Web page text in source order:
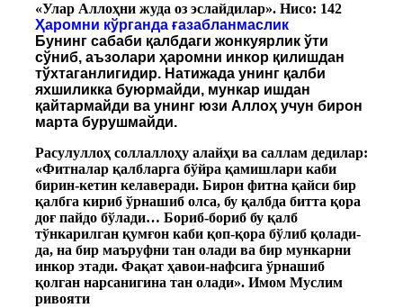
«Улар Аллоҳни жуда оз эслайдилар». Нисо: 142
Ҳаромни кўрганда ғазабланмаслик
Бунинг сабаби қалбдаги жонкуярлик ўти
сўниб, аъзолари ҳаромни инкор қилишдан
тўхтаганлигидир. Натижада унинг қалби
яхшиликка буюрмайди, мункар ишдан
қайтармайди ва унинг юзи Аллоҳ учун бирон
марта бурушмайди.
Расулуллоҳ соллаллоҳу алайҳи ва саллам дедилар:
«Фитналар қалбларга бўйра қамишлари каби
бирин-кетин келаверади. Бирон фитна қайси бир
қалбга кириб ўрнашиб олса, бу қалбда битта қора
доғ пайдо бўлади… Бориб-бориб бу қалб
тўнкарилган қумғон каби қоп-қора бўлиб қолади-
да, на бир маъруфни тан олади ва бир мункарни
инкор этади. Фақат ҳавои-нафсига ўрнашиб
қолган нарсанигина тан олади». Имом Муслим
ривояти